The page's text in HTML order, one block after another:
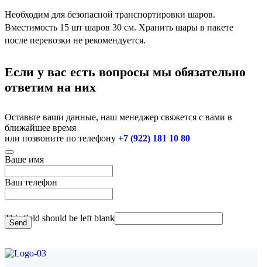
Необходим для безопасной транспортировки шаров.
Вместимость 15 шт шаров 30 см. Хранить шары в пакете
после перевозки не рекомендуется.
Если у вас есть вопросы мы обязательно
ответим на них
Оставьте ваши данные, наш менеджер свяжется с вами в
ближайшее время
или позвоните по телефону +7 (922) 181 10 80
Ваше имя
Ваш телефон
Send
This field should be left blank